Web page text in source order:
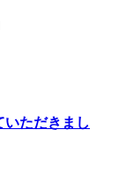
ただきまし